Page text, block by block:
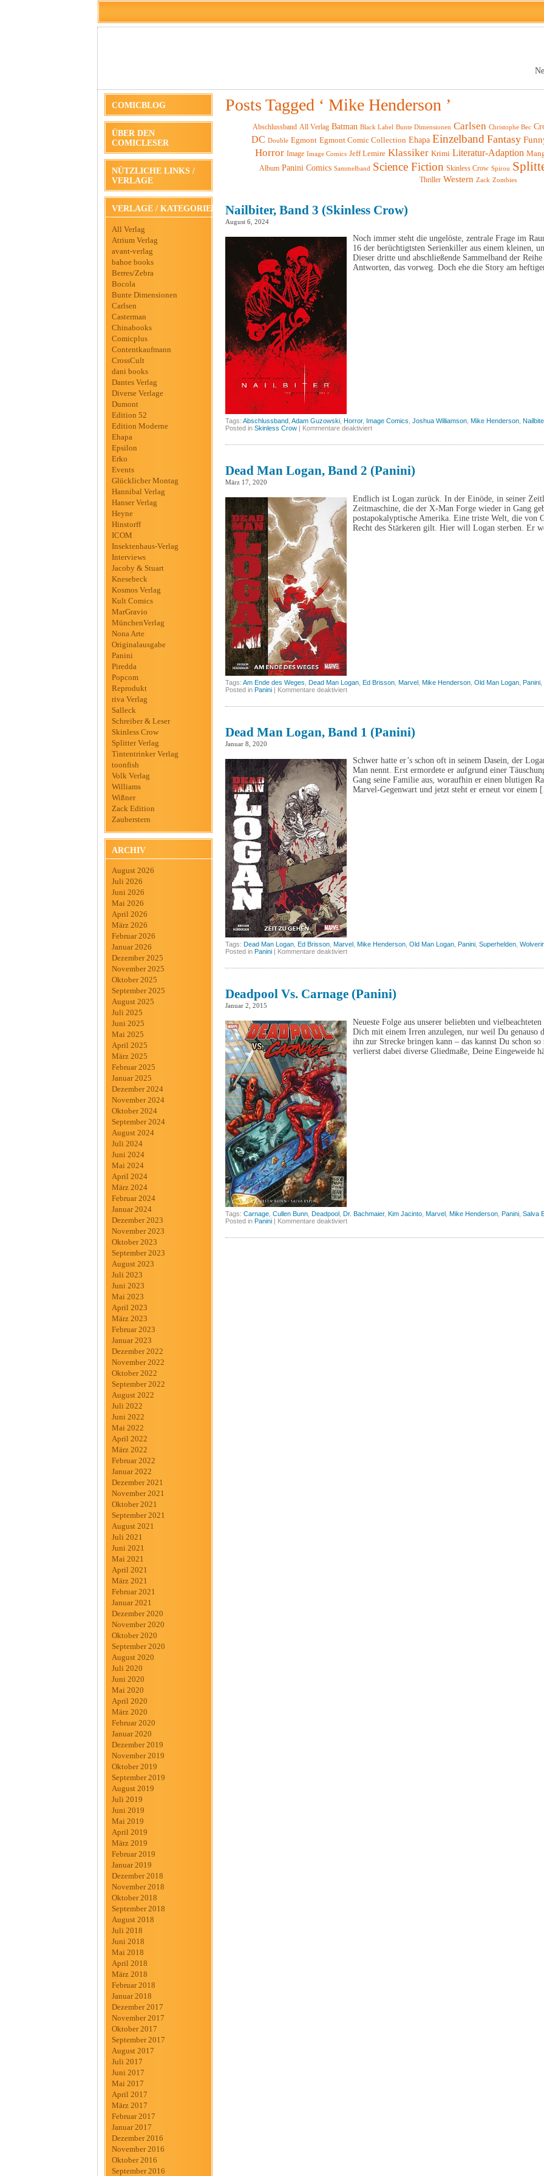
COMICBLOG
ÜBER DEN
COMICLESER
NÜTZLICHE LINKS /
VERLAGE
VERLAGE / KATEGORIEN
All Verlag
Atrium Verlag
avant-verlag
bahoe books
Berres/Zebra
Bocola
Bunte Dimensionen
Carlsen
Casterman
Chinabooks
Comicplus
Contentkaufmann
CrossCult
dani books
Dantes Verlag
Diverse Verlage
Dumont
Edition 52
Edition Moderne
Ehapa
Epsilon
Erko
Events
Glücklicher Montag
Hannibal Verlag
Hanser Verlag
Heyne
Hinstorff
ICOM
Insektenhaus-Verlag
Interviews
Jacoby & Stuart
Knesebeck
Kosmos Verlag
Kult Comics
MarGravio
MünchenVerlag
Nona Arte
Originalausgabe
Panini
Piredda
Popcom
Reprodukt
riva Verlag
Salleck
Schreiber & Leser
Skinless Crow
Splitter Verlag
Tintentrinker Verlag
toonfish
Volk Verlag
Williams
Wißner
Zack Edition
Zauberstern
ARCHIV
August 2026
Juli 2026
Juni 2026
Mai 2026
April 2026
März 2026
Februar 2026
Januar 2026
Dezember 2025
November 2025
Oktober 2025
September 2025
August 2025
Juli 2025
Juni 2025
Mai 2025
April 2025
März 2025
Februar 2025
Januar 2025
Dezember 2024
November 2024
Oktober 2024
September 2024
August 2024
Juli 2024
Juni 2024
Mai 2024
April 2024
März 2024
Februar 2024
Januar 2024
Dezember 2023
November 2023
Oktober 2023
September 2023
August 2023
Juli 2023
Juni 2023
Mai 2023
April 2023
März 2023
Februar 2023
Januar 2023
Dezember 2022
November 2022
Oktober 2022
September 2022
August 2022
Juli 2022
Juni 2022
Mai 2022
April 2022
März 2022
Februar 2022
Januar 2022
Dezember 2021
November 2021
Oktober 2021
September 2021
August 2021
Juli 2021
Juni 2021
Mai 2021
April 2021
März 2021
Februar 2021
Januar 2021
Dezember 2020
November 2020
Oktober 2020
September 2020
August 2020
Juli 2020
Juni 2020
Mai 2020
April 2020
März 2020
Februar 2020
Januar 2020
Dezember 2019
November 2019
Oktober 2019
September 2019
August 2019
Juli 2019
Juni 2019
Mai 2019
April 2019
März 2019
Februar 2019
Januar 2019
Dezember 2018
November 2018
Oktober 2018
September 2018
August 2018
Juli 2018
Juni 2018
Mai 2018
April 2018
März 2018
Februar 2018
Januar 2018
Dezember 2017
November 2017
Oktober 2017
September 2017
August 2017
Juli 2017
Juni 2017
Mai 2017
April 2017
März 2017
Februar 2017
Januar 2017
Dezember 2016
November 2016
Oktober 2016
September 2016
Posts Tagged ‘ Mike Henderson ’
Abschlussband All Verlag Batman Black Label Bunte Dimensionen Carlsen Christophe Bec
DC Double Egmont Egmont Comic Collection Ehapa Einzelband Fantasy
Horror Image Image Comics Jeff Lemire Klassiker Krimi Literatur-Adaption
Album Panini Comics Sammelband Science Fiction Skinless Crow Spirou
Thriller Western Zack Zombies
Nailbiter, Band 3 (Skinless Crow)
August 6, 2024
Noch immer steht die ungelöste, zentrale Frage im
16 der berüchtigtsten Serienkiller aus einem kleinen,
Dieser dritte und abschließende Sammelband der
Antworten, das vorweg. Doch ehe die Story am
Tags: Abschlussband Adam Guzowski Horror, Image Comics Joshua Williamson Mike Henderson
Posted in Skinless Crow | Kommentare deaktiviertfür
Dead Man Logan, Band 2 (Panini)
März 17, 2020
Endlich ist Logan zurück. In der Einöde, in seiner
Zeitmaschine, die der X-Man Forge wieder in Gang
postapokalyptische Amerika. Eine triste Welt, die von
Recht des Stärkeren gilt. Hier will Logan sterben. Er
Tags: Am Ende des Weges Dead Man Logan Ed Brisson Marvel Mike Henderson Old Man Logan Panini
Posted in Panini | Kommentare deaktiviertfür
(Panini)
Dead Man Logan, Band 1 (Panini)
Januar 8, 2020
Schwer hatte er’s schon oft in seinem Dasein, der
Man nennt. Erst ermordete er aufgrund einer
Gang seine Familie aus, woraufhin er einen blutigen
Marvel-Gegenwart und jetzt steht er erneut vor einem
Tags: Dead Man Logan Ed Brisson Marvel Mike Henderson Old Man Logan Panini Superhelden
Posted in Panini | Kommentare deaktiviertfür
(Panini)
Deadpool Vs. Carnage (Panini)
Januar 2, 2015
Neueste Folge aus unserer beliebten und
Dich mit einem Irren anzulegen, nur weil Du genauso
ihn zur Strecke bringen kann – das kannst Du schon
verlierst dabei diverse Gliedmaße, Deine Eingeweide
Tags: Carnage Cullen Bunn Deadpool Dr. Bachmaier, Kim Jacinto Marvel Mike Henderson Panini Salva
Posted in Panini | Kommentare deaktiviertfür